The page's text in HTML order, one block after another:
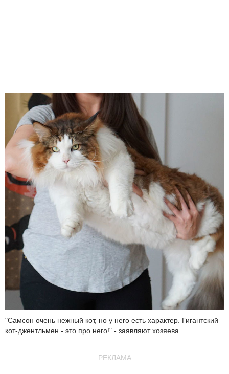
"Самсон очень нежный кот, но у него есть характер. Гигантский
кот-джентльмен - это про него!" - заявляют хозяева.
РЕКЛАМА